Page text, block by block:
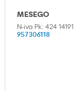
MESEGO
N-iva Pk: 424
957306118